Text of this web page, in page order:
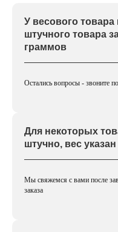
У весового товара
штучного товара
граммов
Остались вопросы - звоните
Для некоторых
штучно, вес
Мы свяжемся с вами после
заказа